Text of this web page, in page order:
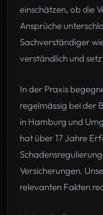
einschätzen, ob die
Ansprüche
Sachverständiger
verständlich und
In der Praxis
regelmässig bei der
in Hamburg und
hat über 17 Jahre
Versicherungen.
relevanten Fakten